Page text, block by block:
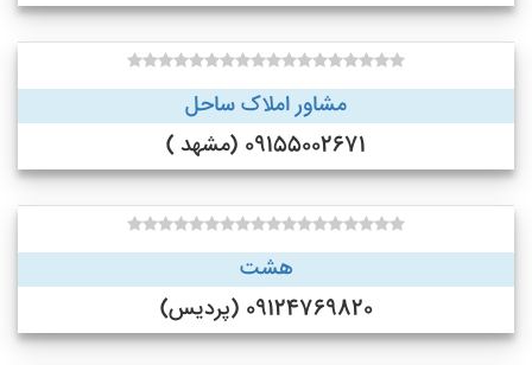
مشاور املاک ساحل
09155002671 (مشهد )
هشت
09124769820 (پردیس)